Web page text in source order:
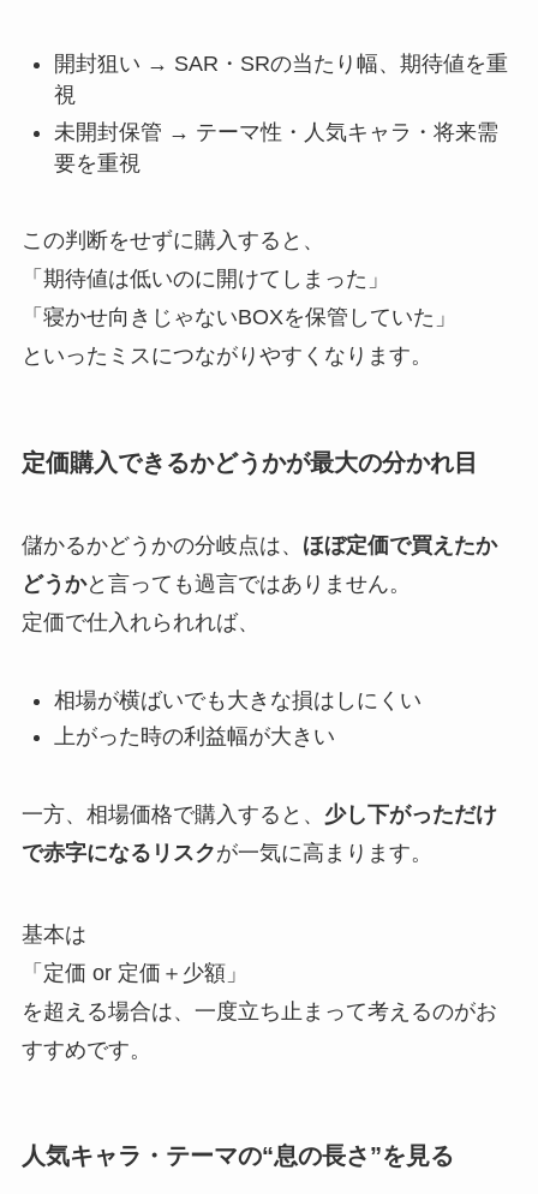
開封狙い → SAR・SRの当たり幅、期待値を重
視
未開封保管 → テーマ性・人気キャラ・将来需
要を重視
この判断をせずに購入すると、
「期待値は低いのに開けてしまった」
「寝かせ向きじゃないBOXを保管していた」
といったミスにつながりやすくなります。
定価購入できるかどうかが最大の分かれ目
儲かるかどうかの分岐点は、 ほぼ定価で買えたか
どうかと言っても過言ではありません。
定価で仕入れられれば、
相場が横ばいでも大きな損はしにくい
上がった時の利益幅が大きい
一方、相場価格で購入すると、 少し下がっただけ
で赤字になるリスクが一気に高まります。
基本は
「定価 or 定価＋少額」
を超える場合は、一度立ち止まって考えるのがお
すすめです。
人気キャラ・テーマの“息の長さ”を見る